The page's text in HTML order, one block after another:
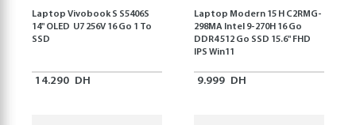
Laptop Vivobook S S5406S
14" OLED U7 256V 16 Go 1 To
SSD
14.290 DH
Laptop Modern 15 H C2RMG-
298MA Intel 9-270H 16 Go
DDR4 512 Go SSD 15.6" FHD
IPS Win11
9.999 DH